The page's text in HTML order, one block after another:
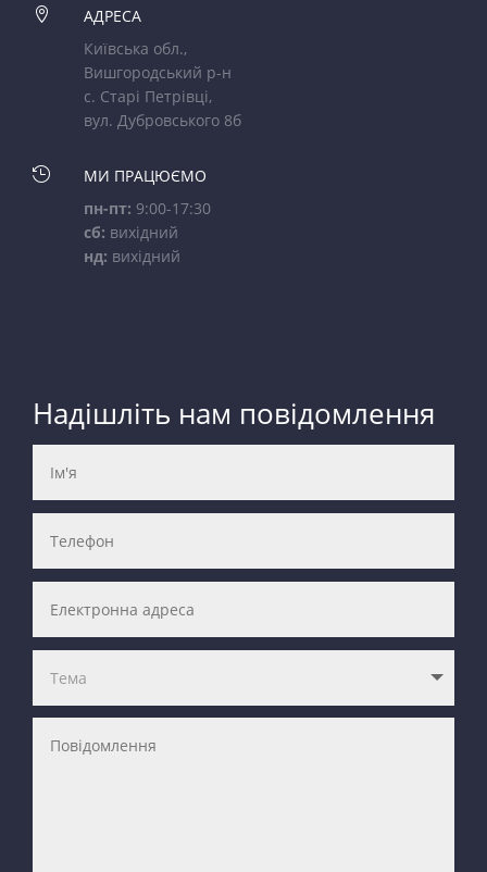

АДРЕСА
Київська обл.,
Вишгородський р-н
с. Старі Петрівці,
вул. Дубровського 8б

МИ ПРАЦЮЄМО
пн-пт: 9:00-17:30
сб: вихідний
нд: вихідний
Надішліть нам повідомлення